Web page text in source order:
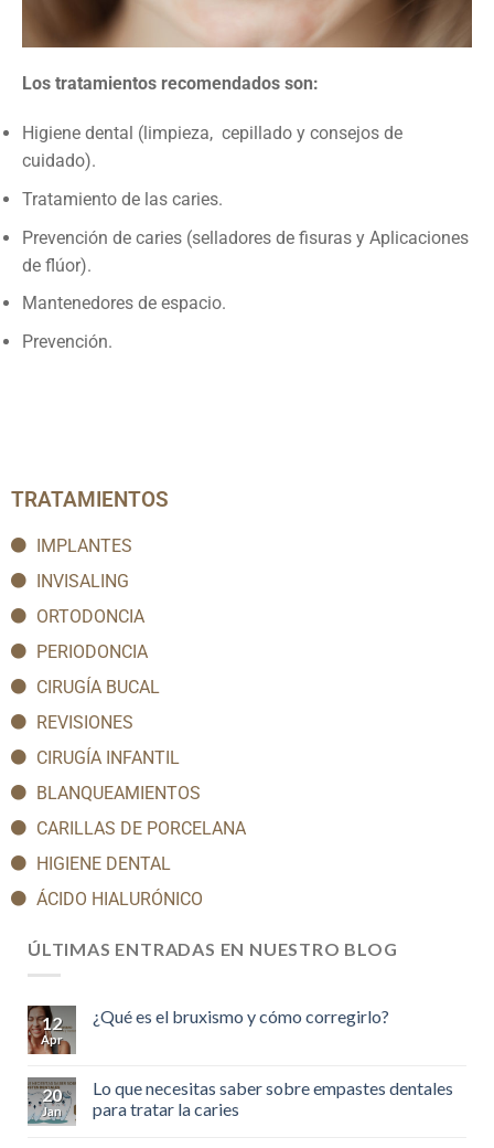
Los tratamientos recomendados son:
Higiene dental (limpieza, cepillado y consejos de
cuidado).
Tratamiento de las caries.
Prevención de caries (selladores de fisuras y Aplicaciones
de flúor).
Mantenedores de espacio.
Prevención.
TRATAMIENTOS
IMPLANTES
INVISALING
ORTODONCIA
PERIODONCIA
CIRUGÍA BUCAL
REVISIONES
CIRUGÍA INFANTIL
BLANQUEAMIENTOS
CARILLAS DE PORCELANA
HIGIENE DENTAL
ÁCIDO HIALURÓNICO
ÚLTIMAS ENTRADAS EN NUESTRO BLOG
12
Apr
¿Qué es el bruxismo y cómo corregirlo?
20
Jan
Lo que necesitas saber sobre empastes dentales
para tratar la caries